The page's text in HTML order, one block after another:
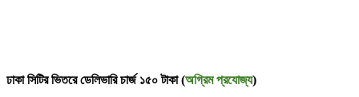
ঢাকা সিটির ভিতরে ডেলিভারি চার্জ ১৫০ টাকা (অগ্রিম প্রযোজ্য)